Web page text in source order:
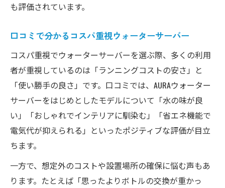
も評価されています。
口コミで分かるコスパ重視ウォーターサーバー
コスパ重視でウォーターサーバーを選ぶ際、多くの利用
者が重視しているのは「ランニングコストの安さ」と
「使い勝手の良さ」です。口コミでは、AURAウォーター
サーバーをはじめとしたモデルについて「水の味が良
い」「おしゃれでインテリアに馴染む」「省エネ機能で
電気代が抑えられる」といったポジティブな評価が目立
ちます。
一方で、想定外のコストや設置場所の確保に悩む声もあ
ります。たとえば「思ったよりボトルの交換が重かっ